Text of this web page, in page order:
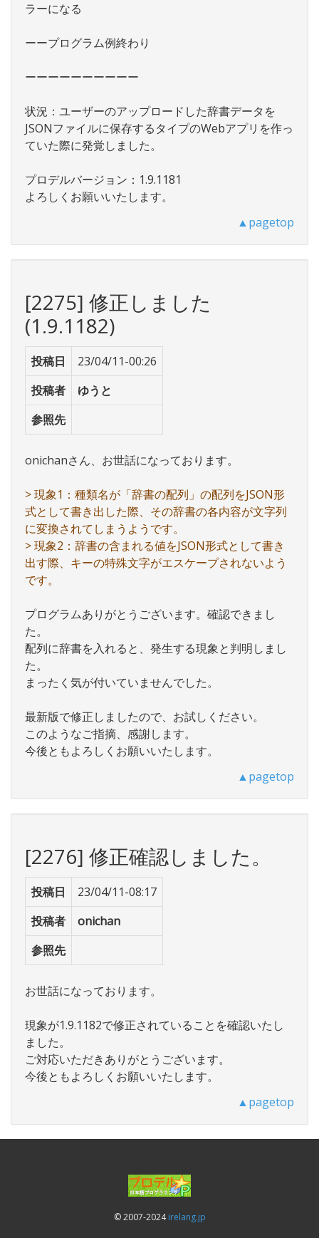
ラーになる
ーープログラム例終わり
ーーーーーーーーーー
状況：ユーザーのアップロードした辞書データを
JSONファイルに保存するタイプのWebアプリを作っ
ていた際に発覚しました。
プロデルバージョン：1.9.1181
よろしくお願いいたします。
▲pagetop
[2275] 修正しました
(1.9.1182)
投稿日
23/04/11-00:26
投稿者
ゆうと
参照先
onichanさん、お世話になっております。
> 現象1：種類名が「辞書の配列」の配列をJSON形
式として書き出した際、その辞書の各内容が文字列
に変換されてしまうようです。
> 現象2：辞書の含まれる値をJSON形式として書き
出す際、キーの特殊文字がエスケープされないよう
です。
プログラムありがとうございます。確認できまし
た。
配列に辞書を入れると、発生する現象と判明しまし
た。
まったく気が付いていませんでした。
最新版で修正しましたので、お試しください。
このようなご指摘、感謝します。
今後ともよろしくお願いいたします。
▲pagetop
[2276] 修正確認しました。
投稿日
23/04/11-08:17
投稿者
onichan
参照先
お世話になっております。
現象が1.9.1182で修正されていることを確認いたし
ました。
ご対応いただきありがとうございます。
今後ともよろしくお願いいたします。
▲pagetop
© 2007-2024irelang.jp